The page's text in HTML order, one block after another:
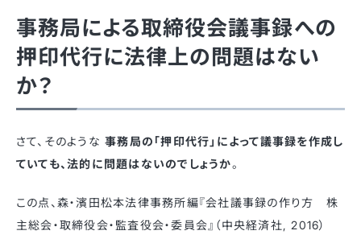
事務局による取締役会議事録への
押印代行に法律上の問題はない
か？
さて、そのような事務局の「押印代行」によって議事録を作成し
ていても、法的に問題はないのでしょうか。
この点、森・濱田松本法律事務所編『会社議事録の作り方 株
主総会・取締役会・監査役会・委員会』（中央経済社, 2016）